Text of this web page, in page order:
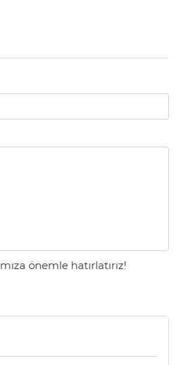
önemle hatırlatırız!